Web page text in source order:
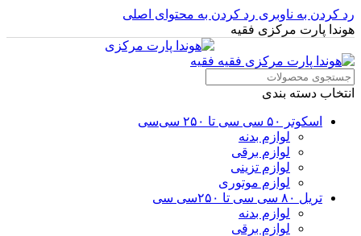
رد کردن به ناوبری رد کردن به محتوای اصلی
هوندا پارت مرکزی فقیه
انتخاب دسته بندی
اسکوتر ۵۰ سی سی تا ۲۵۰ سی‌سی
لوازم بدنه
لوازم برقی
لوازم تزینی
لوازم موتوری
تریل ۸۰ سی سی تا ۲۵۰سی سی
لوازم بدنه
لوازم برقی